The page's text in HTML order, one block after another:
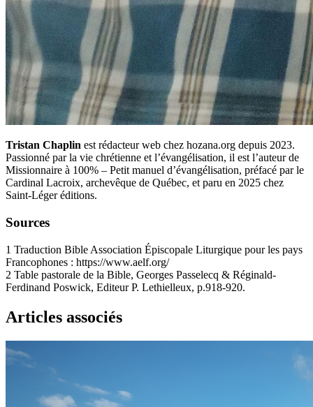
Tristan Chaplin est rédacteur web chez hozana.org depuis 2023.
Passionné par la vie chrétienne et l’évangélisation, il est l’auteur de
Missionnaire à 100% – Petit manuel d’évangélisation, préfacé par le
Cardinal Lacroix, archevêque de Québec, et paru en 2025 chez
Saint-Léger éditions.
Sources
1 Traduction Bible Association Épiscopale Liturgique pour les pays
Francophones : https://www.aelf.org/
2 Table pastorale de la Bible, Georges Passelecq & Réginald-
Ferdinand Poswick, Editeur P. Lethielleux, p.918-920.
Articles associés